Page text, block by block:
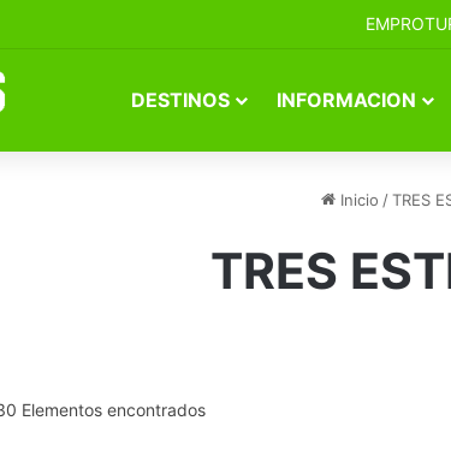
DESTINOS INFORMACION
Inicio / TRES
TRES
Elementos encontrados